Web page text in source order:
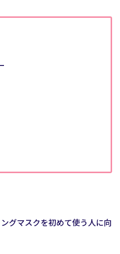
グマスクを初めて使う人に向